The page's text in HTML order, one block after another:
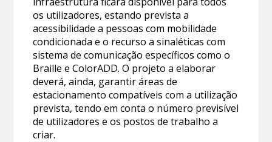
os utilizadores, estando prevista a
acessibilidade a pessoas com mobilidade
condicionada e o recurso a sinaléticas com
sistema de comunicação específicos como o
Braille e ColorADD. O projeto a elaborar
deverá, ainda, garantir áreas de
estacionamento compatíveis com a utilização
prevista, tendo em conta o número previsível
de utilizadores e os postos de trabalho a
criar.